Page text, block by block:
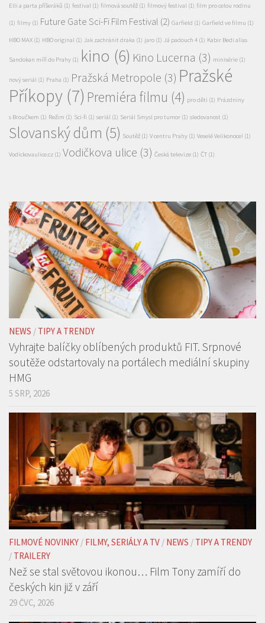
Elli a parta příšeráků (1) festival (1) filmová soutěž (1) filmový festival (1) film pro celou rodinu
(1) filmy (1) Future Gate Sci-Fi Film Festival (2) Garfield (1) Garfield ve filmu (1)
HBO MAX (1) HBO original (1) Jak zachránit draka (1) jaro (1) Já padouch 4 (1) Kabir Bedi alias
Sandokan míří do Prahy (1) kino (6) Kino Lucerna (3) minisérie (1)
nový seriál (1) Praha (1) Pražská Metropole (3) Pražské
Příkopy (7) Premiéra filmu (4) pro děti (1) Prázdniny
s Broučkem (1) Režim (1) Sci-fi (1) seriál (1) Seriál Smysl pro tumor (1) sledovanost (1)
Slovanský dům (5) Soutěž (1) V centru Prahy (1) Veselé Velikonoce! (1)
Vodickovaulice.cz (1) Vodičkova ulice (3) Česká televize (1) ČT (1)
NEWS / TIPY A TRENDY
Vyhrajte balíčky oblíbených produktů FIT. Srpnové
soutěže odstartovaly na portálech mediální skupiny
HMG
5 SRP, 2026
FILMOVÉ NOVINKY / FILMY, SERIÁLY A TV / NEWS / TIPY A TRENDY
/ TRAILERY
Než se stal světovou ikonou… Film Tony zamíří do
českých kin již v září
29 ČVC, 2026